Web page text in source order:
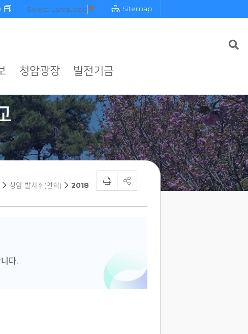
Select Language▼ Sitemap
청암광장 발전기금
청암 발자취(연혁) 2018
다.